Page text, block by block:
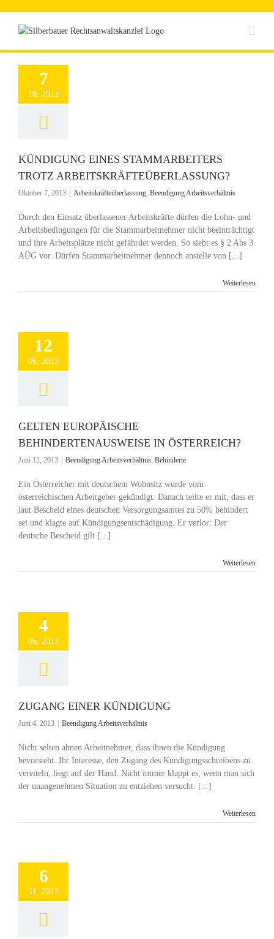
springen
7
10, 2013
KÜNDIGUNG EINES STAMMARBEITERS
TROTZ ARBEITSKRÄFTEÜBERLASSUNG?
Oktober 7, 2013 Arbeitskräfteüberlassung, Beendigung Arbeitsverhältnis
Durch den Einsatz überlassener Arbeitskräfte dürfen die Lohn- und
Arbeitsbedingungen für die Stammarbeitnehmer nicht beeinträchtigt
und ihre Arbeitsplätze nicht gefährdet werden. So sieht es § 2 Abs 3
AÜG vor. Dürfen Stammarbeitnehmer dennoch anstelle von [...]
Weiterlesen
12
06, 2013
GELTEN EUROPÄISCHE
BEHINDERTENAUSWEISE IN ÖSTERREICH?
Juni 12, 2013 Beendigung Arbeitsverhältnis, Behinderte
Ein Österreicher mit deutschem Wohnsitz wurde vom
österreichischen Arbeitgeber gekündigt. Danach teilte er mit, dass er
laut Bescheid eines deutschen Versorgungsamtes zu 50% behindert
sei und klagte auf Kündigungsentschädigung. Er verlor: Der
deutsche Bescheid gilt [...]
Weiterlesen
4
06, 2013
ZUGANG EINER KÜNDIGUNG
Juni 4, 2013 Beendigung Arbeitsverhältnis
Nicht selten ahnen Arbeitnehmer, dass ihnen die Kündigung
bevorsteht. Ihr Interesse, den Zugang des Kündigungsschreibens zu
vereiteln, liegt auf der Hand. Nicht immer klappt es, wenn man sich
der unangenehmen Situation zu entziehen versucht. [...]
Weiterlesen
6
11, 2012